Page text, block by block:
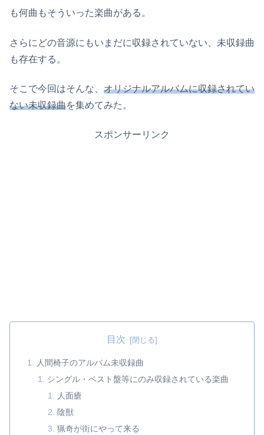
も何曲もそういった楽曲がある。
さらにどの音源にもいまだに収録されていない、未収録曲
も存在する。
そこで今回はそんな、 オリジナルアルバムに収録されてい
ない未収録曲を集めてみた。
スポンサーリンク
目次
人間椅子のアルバム未収録曲
シングル・ベスト盤等にのみ収録されている楽曲
人面瘡
陰獣
猟奇が街にやって来る